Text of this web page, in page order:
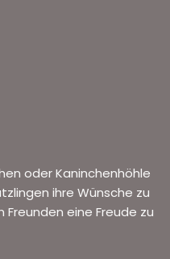
oder Kaninchenhöhle
ihre Wünsche zu
eine Freude zu